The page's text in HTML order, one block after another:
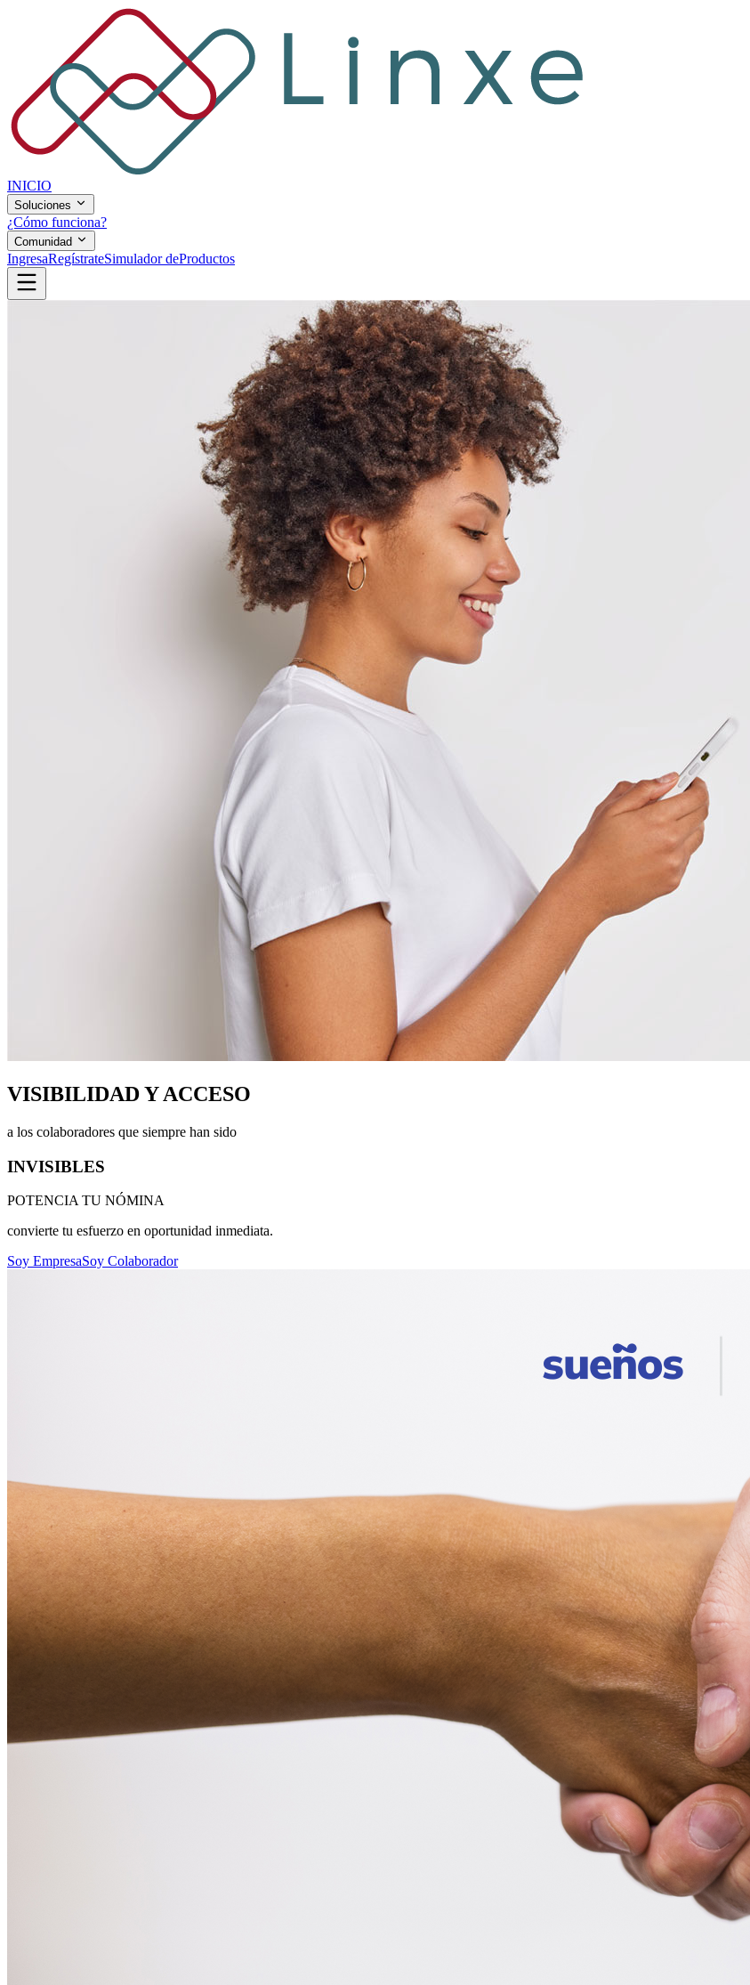
INICIO
Soluciones
¿Cómo funciona?
Comunidad
IngresaRegístrateSimulador deProductos
VISIBILIDAD Y ACCESO
a los colaboradores que siempre han sido
INVISIBLES
POTENCIA TU NÓMINA
convierte tu esfuerzo en oportunidad inmediata.
Soy EmpresaSoy Colaborador